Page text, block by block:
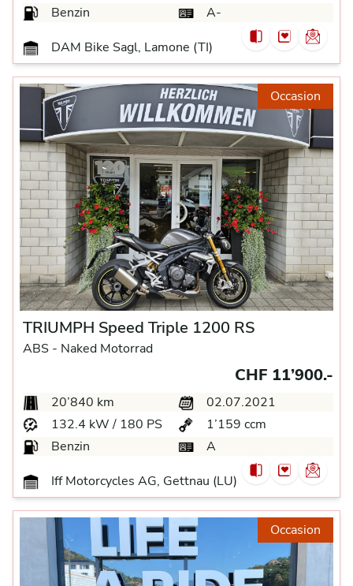
Benzin
A-
DAM Bike Sagl, Lamone (TI)
Occasion
TRIUMPH Speed Triple 1200 RS
ABS - Naked Motorrad
CHF 11’900.-
20’840 km
02.07.2021
132.4 kW / 180 PS
1’159 ccm
Benzin
A
Iff Motorcycles AG, Gettnau (LU)
Occasion